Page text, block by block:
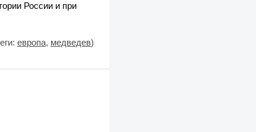
России и при
европа, медведев)